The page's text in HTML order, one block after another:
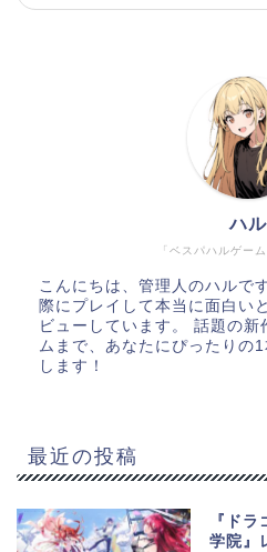
「ベスパハルゲー
ハル
こんにちは、管理人のハルで
際にプレイして本当に面白い
ビューしています。 話題の新
ムまで、あなたにぴったりの
します！
最近の投稿
『ド
学院』